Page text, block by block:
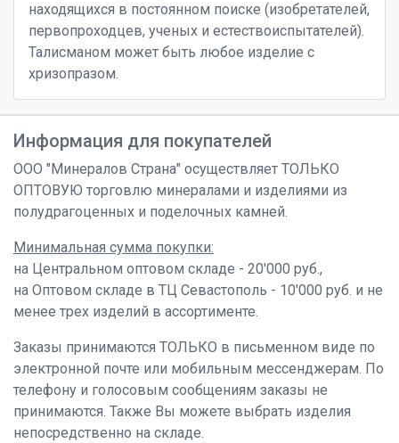
находящихся в постоянном поиске (изобретателей,
первопроходцев, ученых и естествоиспытателей).
Талисманом может быть любое изделие с
хризопразом.
Информация для покупателей
ООО "Минералов Страна" осуществляет ТОЛЬКО
ОПТОВУЮ торговлю минералами и изделиями из
полудрагоценных и поделочных камней.
Минимальная сумма покупки:
на Центральном оптовом складе - 20'000 руб.,
на Оптовом складе в ТЦ Севастополь - 10'000 руб. и не
менее трех изделий в ассортименте.
Заказы принимаются ТОЛЬКО в письменном виде по
электронной почте или мобильным мессенджерам. По
телефону и голосовым сообщениям заказы не
принимаются. Также Вы можете выбрать изделия
непосредственно на складе.